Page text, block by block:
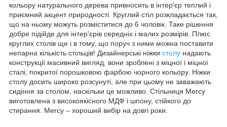
кольору натурального дерева привносить в інтер'єр теплий і
приємний акцент природності. Круглий стіл розкладається так,
що на ньому можуть розміститися до 6 чоловік. Таке рішення
добре підійде для інтер'єрів середніх і малих розмірів. Плюс
круглих столів ще і в тому, що поруч з ними можна поставити
непарна кількість стільців! Дизайнерські ніжки столу надають
конструкції масивний вигляд, вони зроблені з міцної і міцної
сталі, покритої порошковою фарбою чорного кольору. Ніжки
столу досить широко розсунуті, але при цьому не заважають
сидіння за столом, наскільки це можливо. Стільниця Mercy
виготовлена з високоякісного МДФ і шпону, стійкого до
стирання. Mercy – хороший вибір на довгі роки.